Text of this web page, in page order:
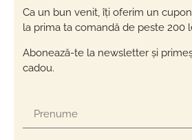
Ca un bun venit, îți oferim un
la prima ta comandă de peste 200
Abonează-te la newsletter și
cadou.